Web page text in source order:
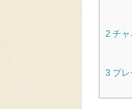
2 チ
3 プ